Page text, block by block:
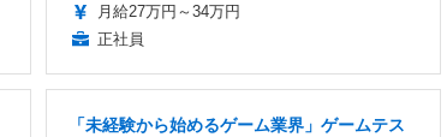
月給27万円～34万円
正社員
「未経験から始めるゲーム業界」ゲームテス